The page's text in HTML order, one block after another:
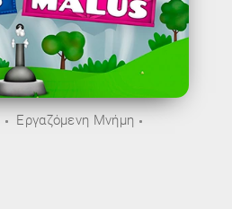
Εργαζόμενη Μνήμη